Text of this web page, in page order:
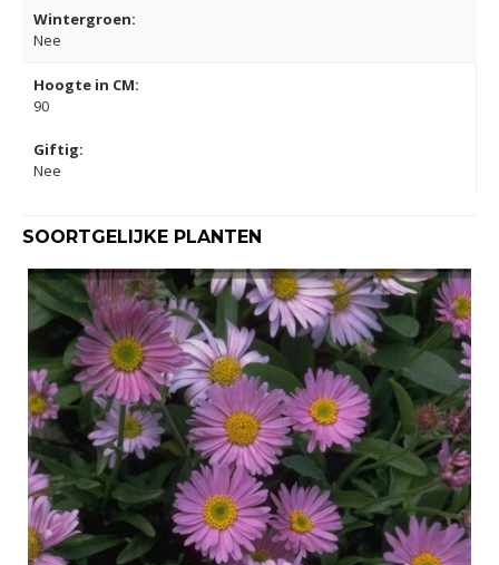
Wintergroen:
Nee
Hoogte in CM:
90
Giftig:
Nee
SOORTGELIJKE PLANTEN